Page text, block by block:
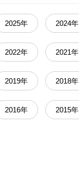
2025年 2024年
2022年 2021年
2019年 2018年
2016年 2015年